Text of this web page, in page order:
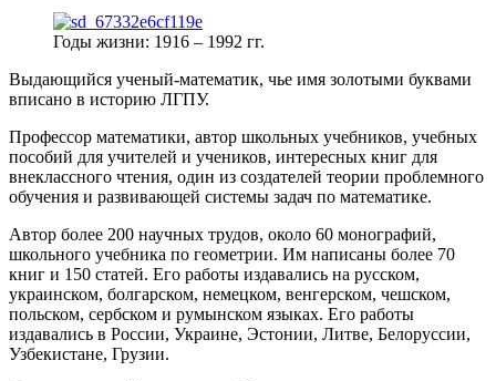
Годы жизни: 1916 – 1992 гг.
Выдающийся ученый-математик, чье имя золотыми буквами
вписано в историю ЛГПУ.
Профессор математики, автор школьных учебников, учебных
пособий для учителей и учеников, интересных книг для
внеклассного чтения, один из создателей теории проблемного
обучения и развивающей системы задач по математике.
Автор более 200 научных трудов, около 60 монографий,
школьного учебника по геометрии. Им написаны более 70
книг и 150 статей. Его работы издавались на русском,
украинском, болгарском, немецком, венгерском, чешском,
польском, сербском и румынском языках. Его работы
издавались в России, Украине, Эстонии, Литве, Белоруссии,
Узбекистане, Грузии.